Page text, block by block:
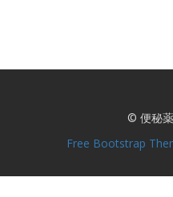
© 便秘
Free Bootstrap